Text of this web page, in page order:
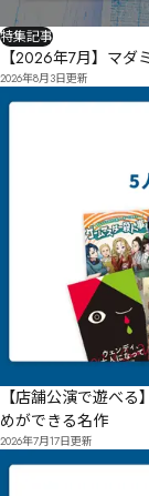
特集記事
【2026年7月】マダ
2026年8月3日更新
【店舗公演で遊べ
めができる名作
2026年7月17日更新